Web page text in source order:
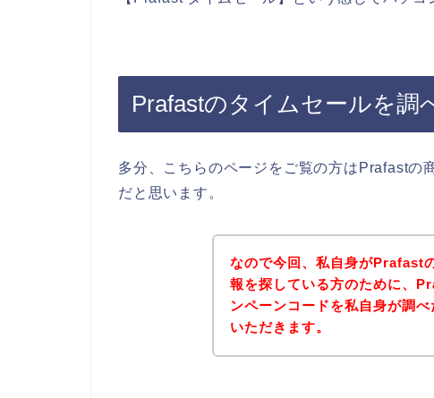
Prafastのタイムセールを調
多分、こちらのページをご覧の方はPrafastの
だと思います。
なので今回、私自身がPrafast
報を探している方のために、
ンペーンコードを私自身が調
いただきます。